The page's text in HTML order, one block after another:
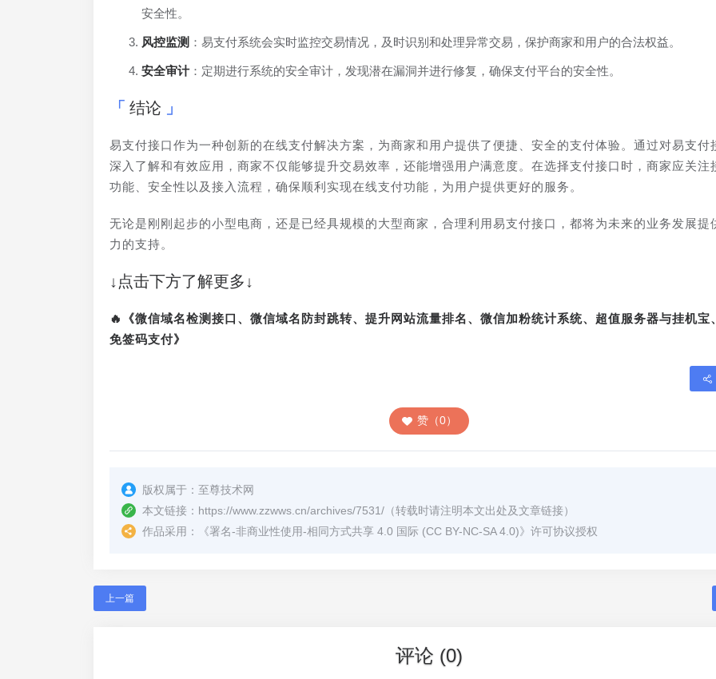
安全性。
风控监测 ：易支付系统会实时监控交易情况，及时识别和处理异常交易，保护商家和用户的合法权益。
安全审计：定期进行系统的安全审计，发现潜在漏洞并进行修复，确保支付平台的安全性。
结论
易支付接口作为一种创新的在线支付解决方案，为商家和用户提供了便捷、安全的支付体验。通过对易支付
深入了解和有效应用，商家不仅能够提升交易效率，还能增强用户满意度。在选择支付接口时，商家应关注
功能、安全性以及接入流程，确保顺利实现在线支付功能，为用户提供更好的服务。
无论是刚刚起步的小型电商，还是已经具规模的大型商家，合理利用易支付接口，都将为未来的业务发展提
力的支持。
↓点击下方了解更多↓
🔥《微信域名检测接口、微信域名防封跳转、提升网站流量排名、微信加粉统计系统、超值服务器与挂机宝
免签码支付》
赞（0）
版权属于： 至尊技术网
本文链接： https://www.zzwws.cn/archives/7531/ （转载时请注明本文出处及文章链接）
作品采用：
《署名-非商业性使用-相同方式共享 4.0 国际 (CC BY-NC-SA 4.0)》许可协议授权
上一篇
评论 (0)